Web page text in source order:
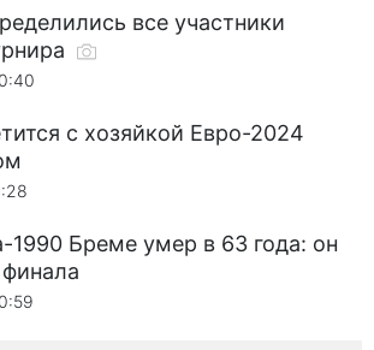
все участники
с хозяйкой Евро-2024
Бреме умер в 63 года: он